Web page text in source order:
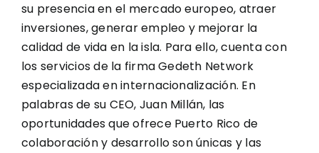
su presencia en el mercado europeo, atraer
inversiones, generar empleo y mejorar la
calidad de vida en la isla. Para ello, cuenta con
los servicios de la firma Gedeth Network
especializada en internacionalización. En
palabras de su CEO, Juan Millán, las
oportunidades que ofrece Puerto Rico de
colaboración y desarrollo son únicas y las